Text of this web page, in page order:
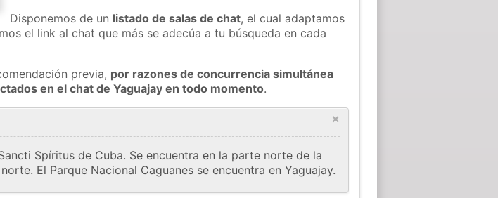
Disponemos de un listado de salas de chat, el cual adaptamos
el link al chat que más se adecúa a tu búsqueda en cada
previa, por razones de concurrencia simultánea
en el chat de Yaguajay en todo momento.
×
Spíritus de Cuba. Se encuentra en la parte norte de la
El Parque Nacional Caguanes se encuentra en Yaguajay.